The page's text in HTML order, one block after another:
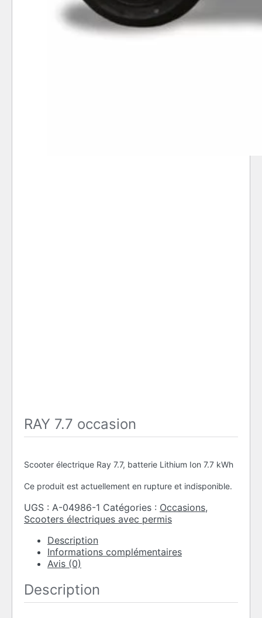
RAY 7.7 occasion
Scooter électrique Ray 7.7, batterie Lithium Ion 7.7 kWh
Ce produit est actuellement en rupture et indisponible.
UGS : A-04986-1 Catégories : Occasions,
Scooters électriques avec permis
Description
Informations complémentaires
Avis (0)
Description